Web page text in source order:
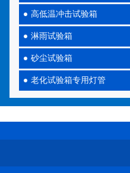
高低温冲击试验箱
淋雨试验箱
砂尘试验箱
老化试验箱专用灯管